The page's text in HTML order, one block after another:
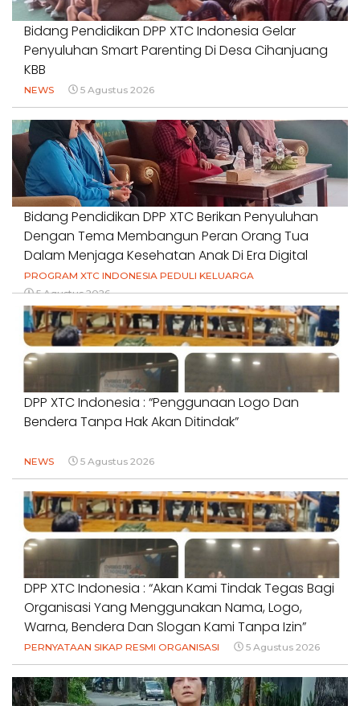
Bidang Pendidikan DPP XTC Indonesia Gelar
Penyuluhan Smart Parenting Di Desa Cihanjuang
KBB
NEWS 5 Agustus 2026
Bidang Pendidikan DPP XTC Berikan Penyuluhan
Dengan Tema Membangun Peran Orang Tua
Dalam Menjaga Kesehatan Anak Di Era Digital
PROGRAM XTC INDONESIA PEDULI KELUARGA
5 Agustus 2026
DPP XTC Indonesia : “Penggunaan Logo Dan
Bendera Tanpa Hak Akan Ditindak”
NEWS 5 Agustus 2026
DPP XTC Indonesia : “Akan Kami Tindak Tegas Bagi
Organisasi Yang Menggunakan Nama, Logo,
Warna, Bendera Dan Slogan Kami Tanpa Izin”
PERNYATAAN SIKAP RESMI ORGANISASI 5 Agustus 2026